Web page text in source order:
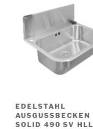
EDELSTAHL
AUSGUSSBECKEN
SOLID 490 SV HLL